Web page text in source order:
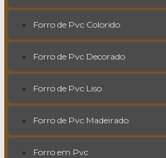
Forro de Pvc Colorido
Forro de Pvc Decorado
Forro de Pvc Liso
Forro de Pvc Madeirado
Forro em Pvc